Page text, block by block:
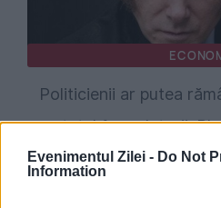
Evenimentul Zilei - Do Not
Information
Politicienii ar putea
statul face datorii.